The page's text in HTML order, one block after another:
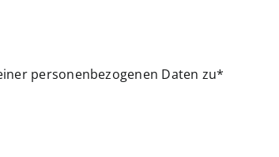
personenbezogenen Daten zu*